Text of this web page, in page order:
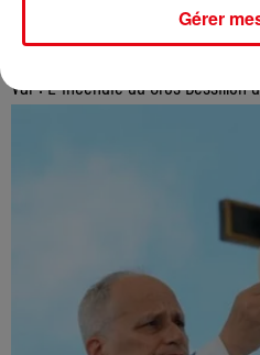
Var : L' incendie du Gros
Gérer